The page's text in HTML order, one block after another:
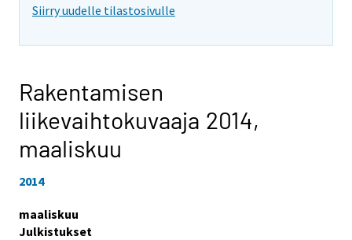
Siirry uudelle tilastosivulle
Rakentamisen
liikevaihtokuvaaja 2014,
maaliskuu
2014
maaliskuu
Julkistukset